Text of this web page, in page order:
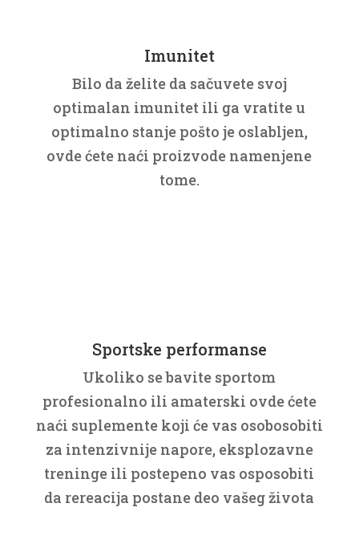
Imunitet
Bilo da želite da sačuvete svoj
optimalan imunitet ili ga vratite u
optimalno stanje pošto je oslabljen,
ovde ćete naći proizvode namenjene
tome.
Sportske performanse
Ukoliko se bavite sportom
profesionalno ili amaterski ovde ćete
naći suplemente koji će vas osobosobiti
za intenzivnije napore, eksplozavne
treninge ili postepeno vas osposobiti
da rereacija postane deo vašeg života